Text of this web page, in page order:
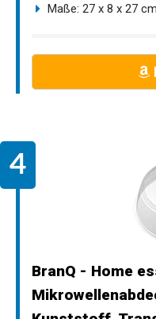
Maße: 27 x 8 x 27 cm
BranQ - Home